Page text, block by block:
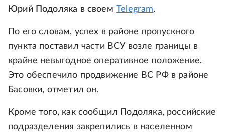
Юрий Подоляка в своем Telegram.
По его словам, успех в районе пропускного
пункта поставил части ВСУ возле границы в
крайне невыгодное оперативное положение.
Это обеспечило продвижение ВС РФ в районе
Басовки, отметил он.
Кроме того, как сообщил Подоляка, российские
подразделения закрепились в населенном